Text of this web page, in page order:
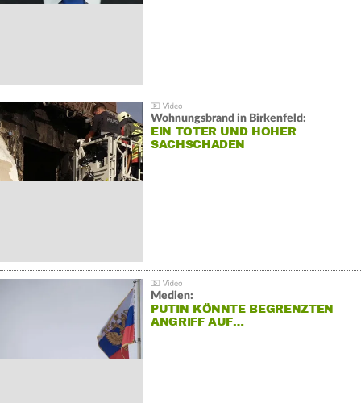
Wohnungsbrand in Birkenfeld:
EIN TOTER UND HOHER
SACHSCHADEN
Medien:
PUTIN KÖNNTE BEGRENZTEN
ANGRIFF AUF…